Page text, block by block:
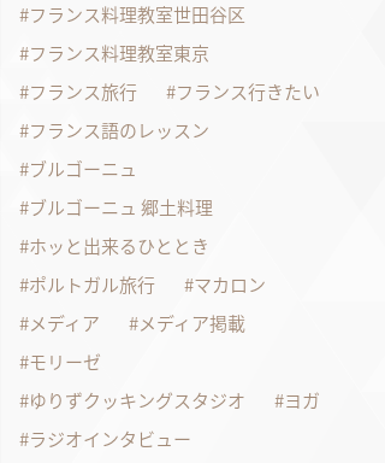
フランス料理教室世田谷区
フランス料理教室東京
フランス旅行
フランス行きたい
フランス語のレッスン
ブルゴーニュ
ブルゴーニュ 郷土料理
ホッと出来るひととき
ポルトガル旅行
マカロン
メディア
メディア掲載
モリーゼ
ゆりずクッキングスタジオ
ヨガ
ラジオインタビュー